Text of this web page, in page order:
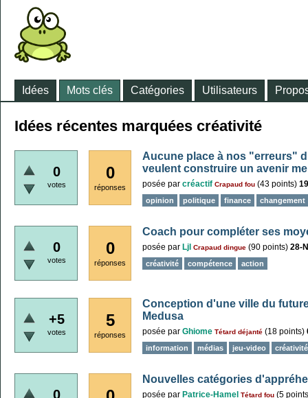
Idées Mots clés Catégories Utilisateurs
Idées récentes marquées créativité
0
votes
0
réponses
Aucune place à nos "erreurs"
veulent construire un avenir
posée par créactif Crapaud fou (43 points)
opinion politique finance changement
0
votes
0
réponses
Coach pour compléter ses
posée par Ljl Crapaud dingue (90 points) 28-
créativité compétence action
+5
votes
5
réponses
Conception d'une ville du
Medusa
posée par Ghiome Tétard déjanté (18 points)
information médias jeu-video créativité
0
Nouvelles catégories
posée par Patrice-Hamel Tétard fou (5